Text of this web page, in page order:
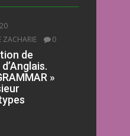
ZACHARIE
0
de
d’Anglais.
»